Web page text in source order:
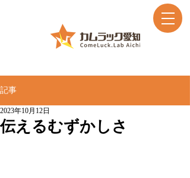
記事
伝えるむずかしさ
2023年10月12日